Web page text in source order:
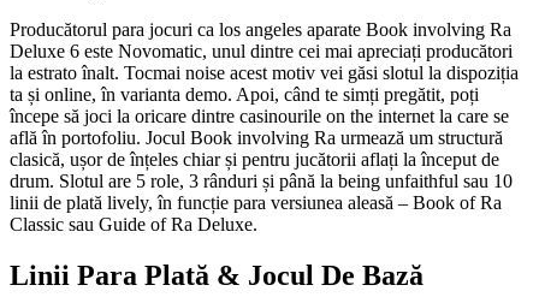
Producătorul para jocuri ca los angeles aparate Book involving Ra
Deluxe 6 este Novomatic, unul dintre cei mai apreciați producători
la estrato înalt. Tocmai noise acest motiv vei găsi slotul la dispoziția
ta și online, în varianta demo. Apoi, când te simți pregătit, poți
începe să joci la oricare dintre casinourile on the internet la care se
află în portofoliu. Jocul Book involving Ra urmează um structură
clasică, ușor de înțeles chiar și pentru jucătorii aflați la început de
drum. Slotul are 5 role, 3 rânduri și până la being unfaithful sau 10
linii de plată lively, în funcție para versiunea aleasă – Book of Ra
Classic sau Guide of Ra Deluxe.
Linii Para Plată & Jocul De Bază